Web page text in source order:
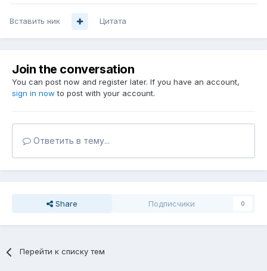
Вставить ник Цитата
Join the conversation
You can post now and register later. If you have an account,
sign in now to post with your account.
Ответить в тему...
Share Подписчики 0
Перейти к списку тем